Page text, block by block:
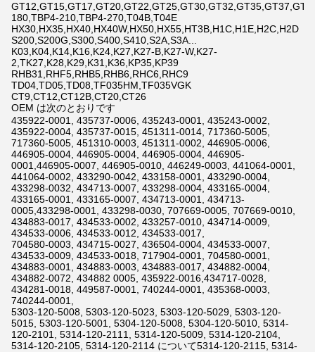
180,TBP4-210,TBP4-270,T04B,T04E
HX30,HX35,HX40,HX40W,HX50,HX55,HT3B,H1C,H1E,H2C,H2D
S200,S200G,S300,S400,S410,S2A,S3A...
K03,K04,K14,K16,K24,K27,K27-B,K27-W,K27-
2,TK27,K28,K29,K31,K36,KP35,KP39
RHB31,RHF5,RHB5,RHB6,RHC6,RHC9
TD04,TD05,TD08,TF035HM,TF035VGK
CT9,CT12,CT12B,CT20,CT26
OEM は次のとおりです
435922-0001, 435737-0006, 435243-0001, 435243-0002,
435922-0004, 435737-0015, 451311-0014, 717360-5005,
717360-5005, 451310-0003, 451311-0002, 446905-0006,
446905-0004, 446905-0004, 446905-0004, 446905-
0001,446905-0007, 446905-0010, 446249-0003, 441064-0001,
441064-0002, 433290-0042, 433158-0001, 433290-0004,
433298-0032, 434713-0007, 433298-0004, 433165-0004,
433165-0001, 433165-0007, 434713-0001, 434713-
0005,433298-0001, 433298-0030, 707669-0005, 707669-0010,
434883-0017, 434533-0002, 433257-0010, 434714-0009,
434533-0006, 434533-0012, 434533-0017,
704580-0003, 434715-0027, 436504-0004, 434533-0007,
434533-0009, 434533-0018, 717904-0001, 704580-0001,
434883-0001, 434883-0003, 434883-0017, 434882-0004,
434882-0072, 434882 0005, 435922-0016,434717-0028,
434281-0018, 449587-0001, 740244-0001, 435368-0003,
740244-0001,
5303-120-5008, 5303-120-5023, 5303-120-5029, 5303-120-
5015, 5303-120-5001, 5304-120-5008, 5304-120-5010, 5314-
120-2101, 5314-120-2111, 5314-120-5009, 5314-120-2104,
5314-120-2105, 5314-120-2114 について5314-120-2115, 5314-